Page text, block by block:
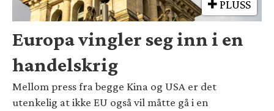
PLUSS
Europa vingler seg inn i en
handelskrig
Mellom press fra begge Kina og USA er det
utenkelig at ikke EU også vil måtte gå i en